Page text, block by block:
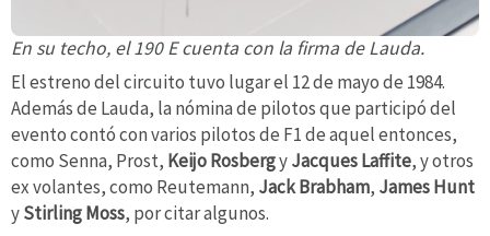
En su techo, el 190 E cuenta con la firma de Lauda.
El estreno del circuito tuvo lugar el 12 de mayo de 1984.
Además de Lauda, la nómina de pilotos que participó del
evento contó con varios pilotos de F1 de aquel entonces,
como Senna, Prost, Keijo RosbergyJacques Laffite, y otros
ex volantes, como Reutemann, Jack Brabham, James Hunt
yStirling Moss, por citar algunos.